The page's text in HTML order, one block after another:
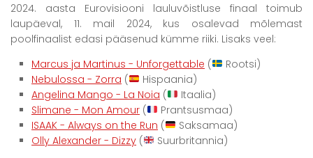
2024. aasta Eurovisiooni lauluvõistluse finaal toimub
laupäeval, 11. mail 2024, kus osalevad mõlemast
poolfinaalist edasi pääsenud kümme riiki. Lisaks veel:
Marcus ja Martinus - Unforgettable (
Rootsi)
Nebulossa - Zorra (
Hispaania)
Angelina Mango - La Noia (
Itaalia)
Slimane - Mon Amour (
Prantsusmaa)
ISAAK - Always on the Run (
Saksamaa)
Olly Alexander - Dizzy (
Suurbritannia)